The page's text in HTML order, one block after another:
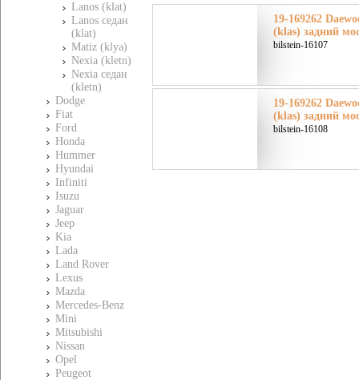
Lanos (klat)
Lanos седан
(klat)
Matiz (klya)
Nexia (kletn)
Nexia седан
(kletn)
Dodge
Fiat
Ford
Honda
Hummer
Hyundai
Infiniti
Isuzu
Jaguar
Jeep
Kia
Lada
Land Rover
Lexus
Mazda
Mercedes-Benz
Mini
Mitsubishi
Nissan
Opel
Peugeot
19-169262
(klas) задний
bilstein-16107
19-169262
(klas) задний
bilstein-16108